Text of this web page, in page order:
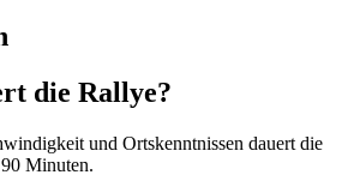
die Rallye?
und Ortskenntnissen dauert die
Minuten.